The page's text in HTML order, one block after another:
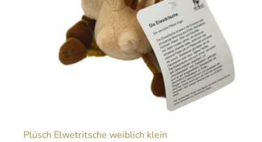
Plüsch Elwetritsche weiblich klein